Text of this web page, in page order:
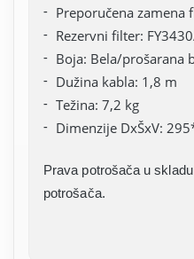
Preporučena zamena
Rezervni filter:
Boja: Bela/prošarana
Dužina kabla: 1,8 m
Težina: 7,2 kg
Dimenzije DxŠxV:
Prava potrošača u
potrošača.